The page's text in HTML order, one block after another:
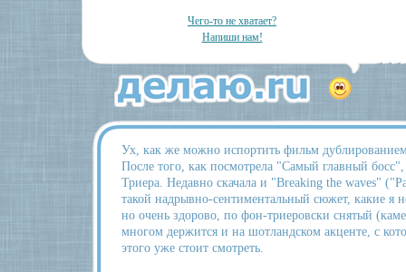
Чего-то не хватает?
Напиши нам!
Ух, как же можно испортить фильм
После того, как посмотрела "Самый главный
Триера. Недавно скачала и "Breaking the waves"
такой надрывно-сентиментальный сюжет, какие
но очень здорово, по фон-триеровски снятый
многом держится и на шотландском акценте, с
этого уже стоит смотреть.